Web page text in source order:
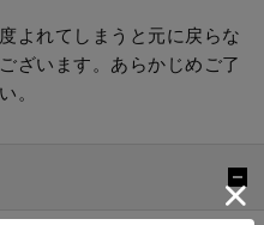
よれてしまうと元に戻らな
ざいます。あらかじめご了
。